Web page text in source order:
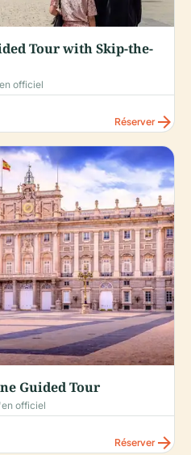
Tour with Skip-the-
officiel
Réserverarrow_forward
Guided Tour
officiel
Réserverarrow_forward